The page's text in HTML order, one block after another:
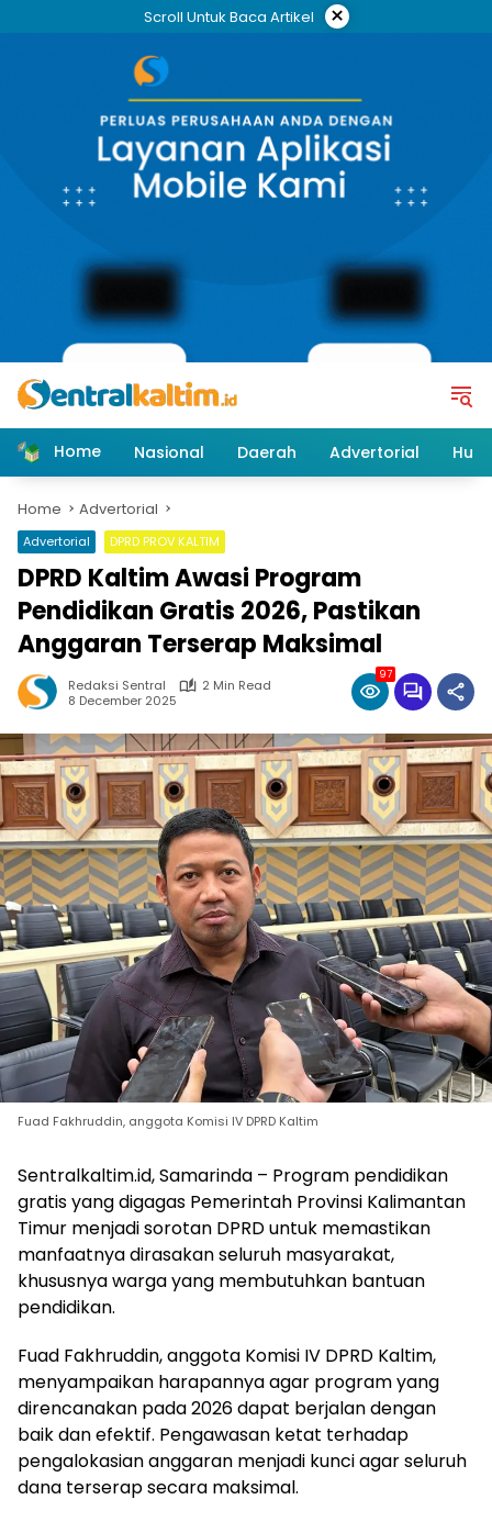
Scroll Untuk Baca Artikel ×
Home Nasional Daerah Advertorial
Home Advertorial
Advertorial DPRD PROV KALTIM
DPRD Kaltim Awasi Program
Pendidikan Gratis 2026, Pastikan
Anggaran Terserap Maksimal
Redaksi Sentral
2 Min Read
8 December 2025
97
Fuad Fakhruddin, anggota Komisi IV DPRD Kaltim
Sentralkaltim.id, Samarinda – Program pendidikan
gratis yang digagas Pemerintah Provinsi Kalimantan
Timur menjadi sorotan DPRD untuk memastikan
manfaatnya dirasakan seluruh masyarakat,
khususnya warga yang membutuhkan bantuan
pendidikan.
Fuad Fakhruddin, anggota Komisi IV DPRD Kaltim,
menyampaikan harapannya agar program yang
direncanakan pada 2026 dapat berjalan dengan
baik dan efektif. Pengawasan ketat terhadap
pengalokasian anggaran menjadi kunci agar seluruh
dana terserap secara maksimal.